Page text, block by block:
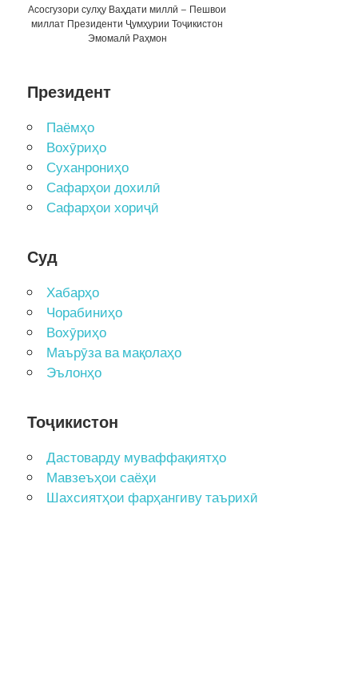
Асосгузори сулҳу Ваҳдати миллӣ – Пешвои
миллат Президенти Ҷумҳурии Тоҷикистон
Эмомалӣ Раҳмон
Президент
Паёмҳо
Вохӯриҳо
Суханрониҳо
Сафарҳои дохилӣ
Сафарҳои хориҷӣ
Суд
Хабарҳо
Чорабиниҳо
Вохӯриҳо
Маърӯза ва мақолаҳо
Эълонҳо
Тоҷикистон
Дастоварду муваффақиятҳо
Мавзеъҳои саёҳи
Шахсиятҳои фарҳангиву таърихӣ